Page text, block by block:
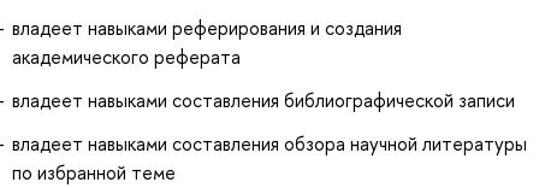
владеет навыками реферирования и создания
академического реферата
владеет навыками составления библиографической записи
владеет навыками составления обзора научной литературы
по избранной теме